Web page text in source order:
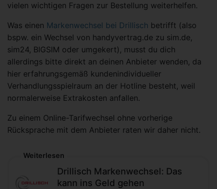
vielen wichtigen Fragen zur Bestellung weiterhelfen.
Was einen Markenwechsel bei Drillisch betrifft (also
bspw. ein Wechsel von handyvertrag.de zu sim.de,
sim24, BIGSIM oder umgekert), musst du dich
allerdings bitte direkt an deinen Anbieter wenden, da
hier erfahrungsgemäß kundenindividueller
Verhandlungsspielraum an der Hotline besteht, weil
normalerweise Extrakosten anfallen.
Zu einem Online-Tarifwechsel ohne vorherige
Rücksprache mit dem Anbieter raten wir daher nicht.
Weiterlesen
Drillisch Markenwechsel: Das
kann ins Geld gehen